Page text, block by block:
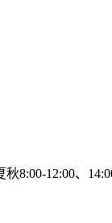
8:00-12:00、